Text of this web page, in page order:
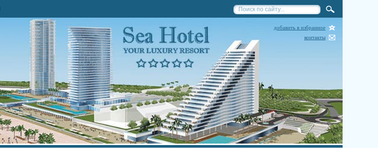
добавить в избранное
контакты